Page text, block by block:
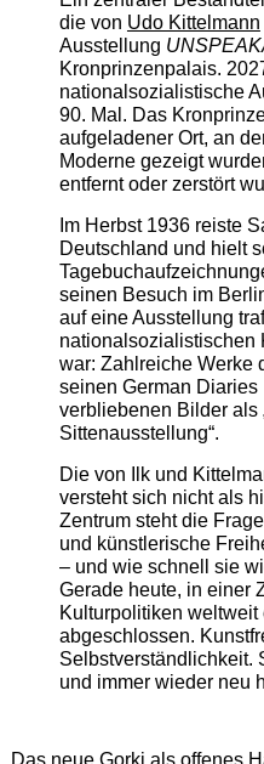
die von Udo Kittelmann
Ausstellung
Kronprinzenpalais.
nationalsozialistische
90. Mal. Das
aufgeladener Ort, an
Moderne gezeigt
entfernt oder zerstört
Im Herbst 1936 reiste
Deutschland und hielt
seinen Besuch im
auf eine Ausstellung
nationalsozialistischen
war: Zahlreiche Werke
seinen German
verbliebenen Bilder als
Sittenausstellung“.
Die von Ilk und
versteht sich nicht als
Zentrum steht die
und künstlerische
– und wie schnell sie
Gerade heute, in einer
Kulturpolitiken
abgeschlossen.
Selbstverständlichkeit.
und immer wieder neu
Das neue Gorki als offenes